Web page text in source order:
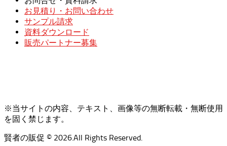
お見積り・お問い合わせ
サンプル請求
資料ダウンロード
販売パートナー募集
※当サイトの内容、テキスト、画像等の無断転載・無断使用
を固く禁じます。
賢者の販促 © 2026.All Rights Reserved.